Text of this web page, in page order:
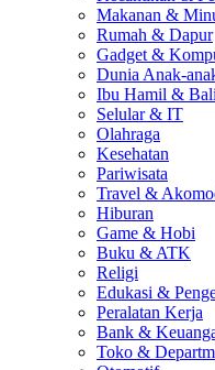
Makanan &
Rumah & Dapur
Gadget &
Dunia Anak-
Ibu Hamil &
Selular & IT
Olahraga
Kesehatan
Pariwisata
Travel &
Hiburan
Game & Hobi
Buku & ATK
Religi
Edukasi &
Peralatan Kerja
Bank &
Toko &